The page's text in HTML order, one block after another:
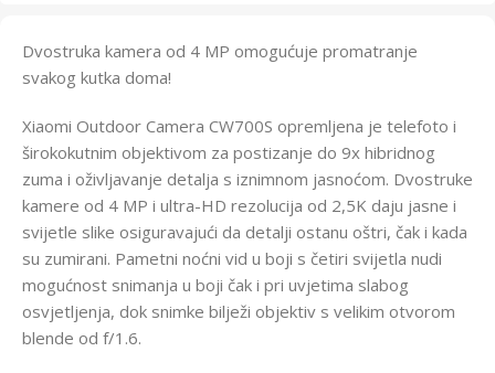
Dvostruka kamera od 4 MP omogućuje promatranje
svakog kutka doma!
Xiaomi Outdoor Camera CW700S opremljena je telefoto i
širokokutnim objektivom za postizanje do 9x hibridnog
zuma i oživljavanje detalja s iznimnom jasnoćom. Dvostruke
kamere od 4 MP i ultra-HD rezolucija od 2,5K daju jasne i
svijetle slike osiguravajući da detalji ostanu oštri, čak i kada
su zumirani. Pametni noćni vid u boji s četiri svijetla nudi
mogućnost snimanja u boji čak i pri uvjetima slabog
osvjetljenja, dok snimke bilježi objektiv s velikim otvorom
blende od f/1.6.